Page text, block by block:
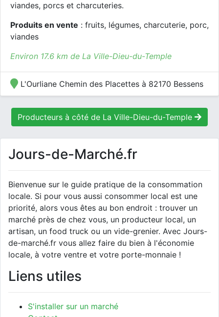
viandes, porcs et charcuteries.
Produits en vente : fruits, légumes, charcuterie, porc,
viandes
Environ 17.6 km de La Ville-Dieu-du-Temple
L'Ourliane Chemin des Placettes à 82170 Bessens
Producteurs à côté de La Ville-Dieu-du-Temple
Jours-de-Marché.fr
Bienvenue sur le guide pratique de la consommation
locale. Si pour vous aussi consommer local est une
priorité, alors vous êtes au bon endroit : trouver un
marché près de chez vous, un producteur local, un
artisan, un food truck ou un vide-grenier. Avec Jours-
de-marché.fr vous allez faire du bien à l'économie
locale, à votre ventre et votre porte-monnaie !
Liens utiles
S'installer sur un marché